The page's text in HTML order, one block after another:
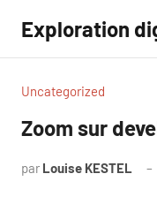
contenu
Exploration
Uncategorized
Zoom sur
par Louise KESTEL